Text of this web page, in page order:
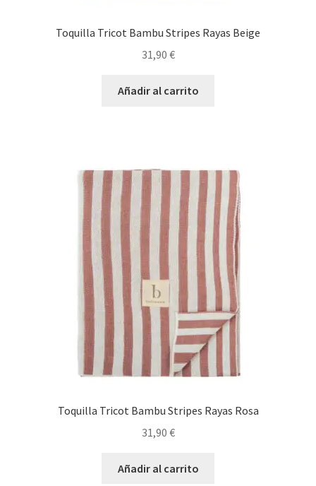
Toquilla Tricot Bambu Stripes Rayas Beige
31,90 €
Añadir al carrito
Toquilla Tricot Bambu Stripes Rayas Rosa
31,90 €
Añadir al carrito